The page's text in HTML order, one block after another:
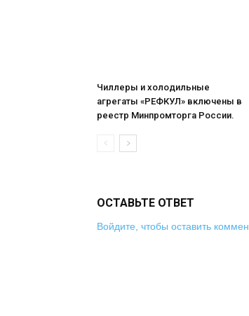
Чиллеры и холодильные
агрегаты «РЕФКУЛ» включены в
реестр Минпромторга России.
ОСТАВЬТЕ ОТВЕТ
Войдите, чтобы оставить